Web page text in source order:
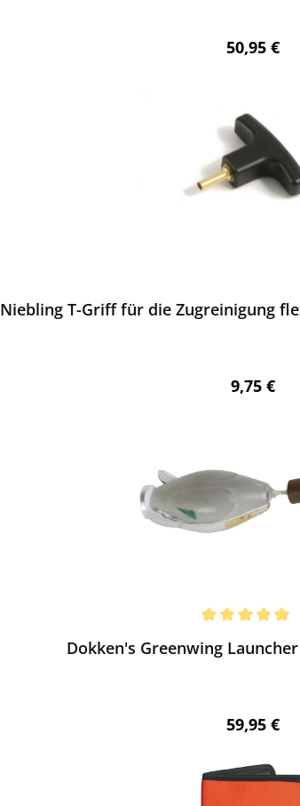
Regulärer
50,95 €
Niebling T-Griff für die Zugreinigung
Regulärer
9,75 €
Dokken's Greenwing
Regulärer
59,95 €